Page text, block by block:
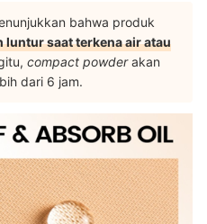
bahwa produk
luntur saat terkena air atau
compact powderakan
dari 6 jam.